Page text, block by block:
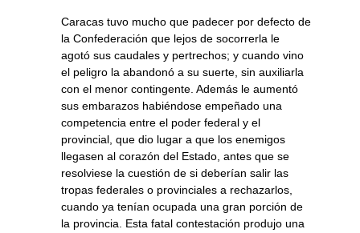
Caracas tuvo mucho que padecer por defecto de
la Confederación que lejos de socorrerla le
agotó sus caudales y pertrechos; y cuando vino
el peligro la abandonó a su suerte, sin auxiliarla
con el menor contingente. Además le aumentó
sus embarazos habiéndose empeñado una
competencia entre el poder federal y el
provincial, que dio lugar a que los enemigos
llegasen al corazón del Estado, antes que se
resolviese la cuestión de si deberían salir las
tropas federales o provinciales a rechazarlos,
cuando ya tenían ocupada una gran porción de
la provincia. Esta fatal contestación produjo una